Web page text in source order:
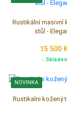
Rustikální masivní
stůl -
15 500
NOVINKA
Rustikalni kožený